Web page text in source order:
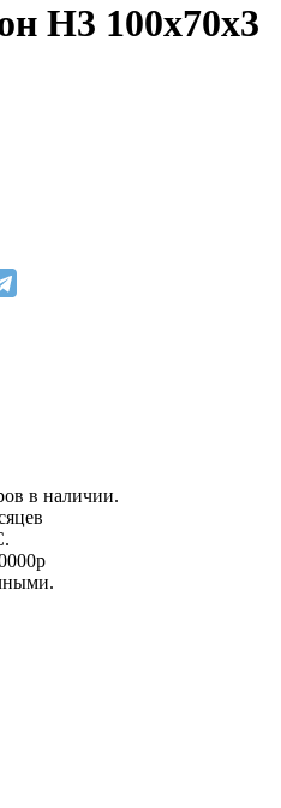
H3 100x70x3
в наличии.